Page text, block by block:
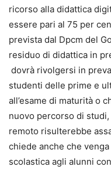
ricorso alla didattica
essere pari al 75 per
prevista dal Dpcm del
residuo di didattica in
dovrà rivolgersi in
studenti delle prime e
all’esame di maturità o
nuovo percorso di
remoto risulterebbe
chiede anche che
scolastica agli alunni